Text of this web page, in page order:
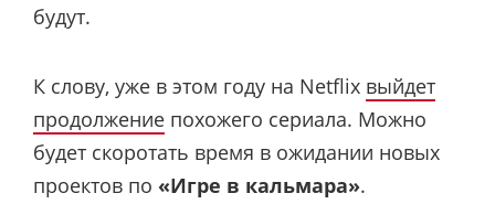
будут.
К слову, уже в этом году на Netflix выйдет
продолжение похожего сериала. Можно
будет скоротать время в ожидании новых
проектов по «Игре в кальмара».